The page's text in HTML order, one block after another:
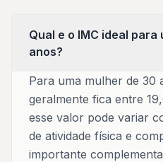
Qual e o IMC ideal para
anos?
Para uma mulher de 30
geralmente fica entre
esse valor pode variar
de atividade física e
importante